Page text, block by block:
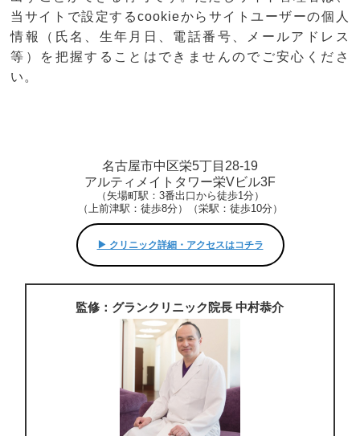
当サイトで設定するcookieからサイトユーザーの個人
情報（氏名、生年月日、電話番号、メールアドレス
等）を把握することはできませんのでご安心くださ
い。
名古屋市中区栄5丁目28-19
アルティメイトタワー栄Vビル3F
（矢場町駅：3番出口から徒歩1分）
（上前津駅：徒歩8分）（栄駅：徒歩10分）
▶︎ クリニック詳細・アクセスはコチラ
監修：グランクリニック院長 中村恭介